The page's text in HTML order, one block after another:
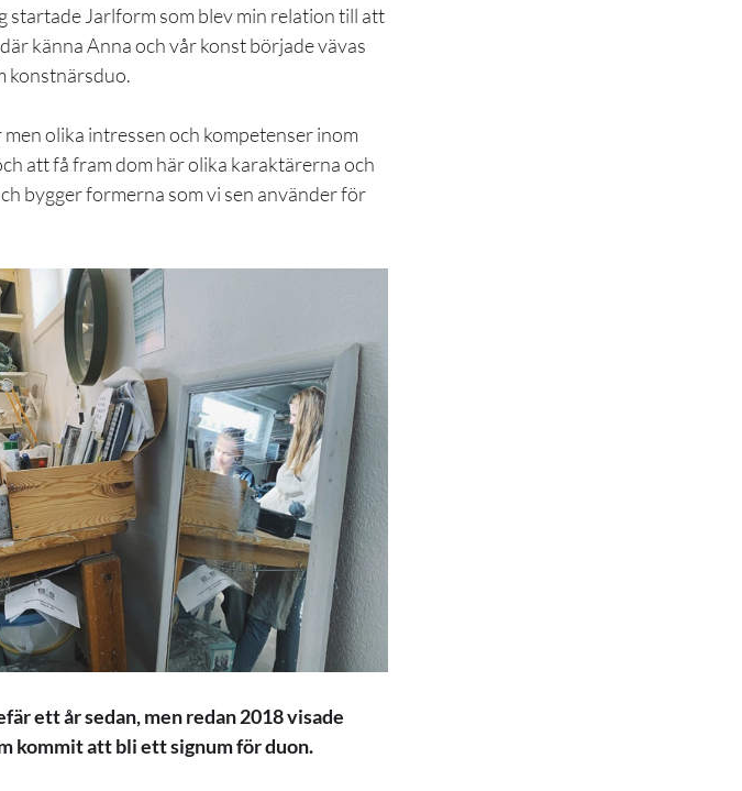
Jarlform som blev min relation till att
känna Anna och vår konst började vävas
konstnärsduo.
olika intressen och kompetenser inom
att få fram dom här olika karaktärerna och
bygger formerna som vi sen använder för
ett år sedan, men redan 2018 visade
kommit att bli ett signum för duon.